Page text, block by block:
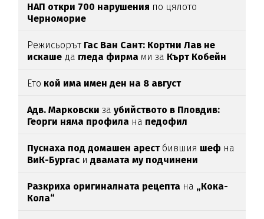
НАП откри 700 нарушения по цялото
Черноморие
Режисьорът Гас Ван Сант: Кортни Лав не
искаше да гледа фирма ми за Кърт Кобейн
Ето кой има имен ден на 8 август
Адв. Марковски заубийството в Пловдив:
Георги няма профила на педофил
Пуснаха под домашен арестбившия шеф на
ВиК-Бургас и двамата му подчинени
Разкриха оригиналната рецепта на „Кока-
Кола“